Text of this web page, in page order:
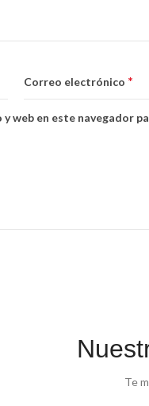
Correo electrónico *
web en este navegador
Te